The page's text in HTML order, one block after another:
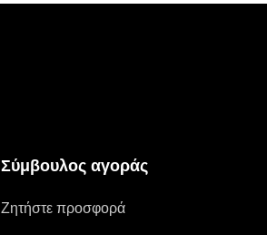
Σύμβουλος αγοράς
Ζητήστε προσφορά